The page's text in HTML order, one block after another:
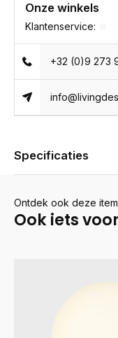
Onze winkels
Klantenservice:
+32 (0)9 273
Specificaties
Ontdek ook deze
Ook iets